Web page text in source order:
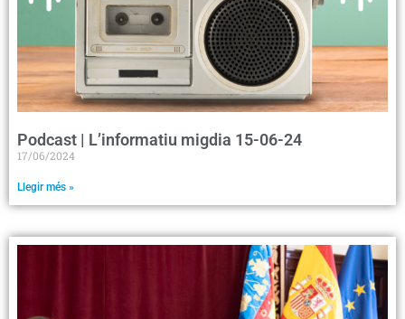
Podcast | L’informatiu migdia 15-06-24
17/06/2024
Llegir més »